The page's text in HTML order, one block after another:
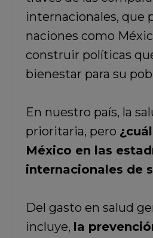
internacionales, que
naciones como
construir políticas
bienestar para su
En nuestro país, la
prioritaria, pero
México en las
internacionales de
Del gasto en salud
incluye, la